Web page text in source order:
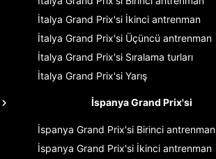
İtalya Grand Prix'si İkinci antrenman
İtalya Grand Prix'si Üçüncü antrenman
İtalya Grand Prix'si Sıralama turları
İtalya Grand Prix'si Yarış
İspanya Grand Prix'si
İspanya Grand Prix'si Birinci antrenman
İspanya Grand Prix'si İkinci antrenman